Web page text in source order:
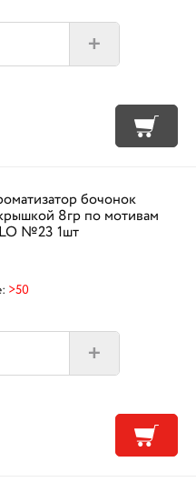
+
бочонок
8гр по мотивам
№23 1шт
>50
+